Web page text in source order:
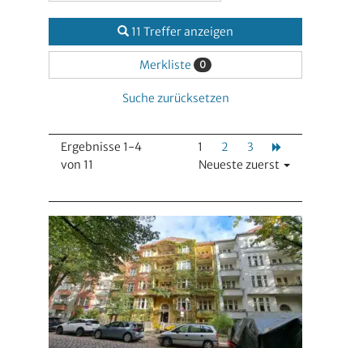
11 Treffer anzeigen
Merkliste 0
Suche zurücksetzen
Ergebnisse 1-4
von 11
1 2
3
Neueste zuerst